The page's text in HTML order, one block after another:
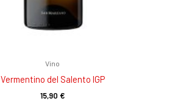
Vino
Vermentino del Salento IGP
15,90 €